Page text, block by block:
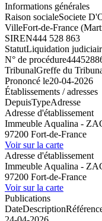
Informations générales
Raison socialeSociete
VilleFort-de-France
SIREN444 528 863
StatutLiquidation
N° de procédure
TribunalGreffe du
Prononcé le20-04-2026
Établissements / adresses
DepuisTypeAdresse
Adresse d'établissement
Immeuble Aqualina -
97200 Fort-de-France
Voir sur la carte
Adresse d'établissement
Immeuble Aqualina -
97200 Fort-de-France
Voir sur la carte
Publications
DateDescription